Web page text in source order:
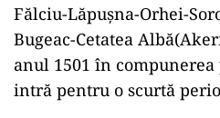
Fălciu-Lăpuşna-Orhei-
Bugeac-Cetatea
anul 1501 în
intră pentru o scurtă